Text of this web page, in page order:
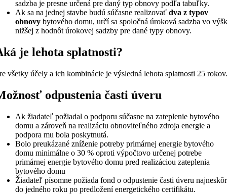
sadzba je presne určená pre daný typ obnovy podľa tabuľky.
Ak sa na jednej stavbe budú súčasne realizovaťdva z typov
obnovy bytového domu, určí sa spoločná úroková sadzba vo
nižšej z hodnôt úrokovej sadzby pre dané typy obnovy.
je lehota splatnosti?
všetky účely a ich kombinácie je výsledná lehota splatnosti 25
odpustenia časti úveru
Ak žiadateľ požiadal o podporu súčasne na zateplenie bytového
domu a zároveň na realizáciu obnoviteľného zdroja energie a
podpora mu bola poskytnutá.
Bolo preukázané zníženie potreby primárnej energie bytového
domu minimálne o 30 % oproti výpočtovo určenej potrebe
primárnej energie bytového domu pred realizáciou zateplenia
bytového domu
Žiadateľ písomne požiada fond o odpustenie časti úveru najneskôr
do jedného roku po predložení energetického certifikátu.